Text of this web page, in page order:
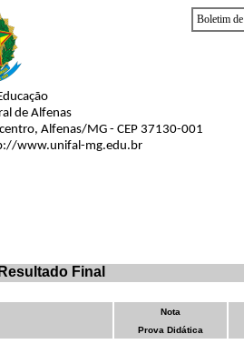
Boletim
de Alfenas
Alfenas/MG - CEP 37130-001
www.unifal-mg.edu.br
Final
Nota
Prova Didática